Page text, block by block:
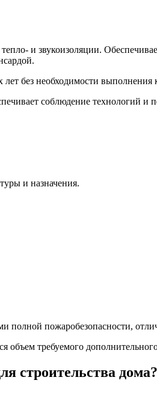
и звукоизоляции.
без необходимости выполнения
соблюдение технологий
и назначения.
полной пожаробезопасности,
требуемого
строительства дома?